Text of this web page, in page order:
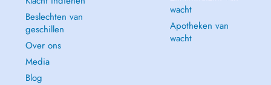
Beslechten van
geschillen
Over ons
Media
Blog
wacht
Apotheken van
wacht